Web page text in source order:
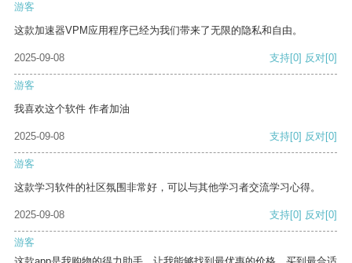
游客
这款加速器VPM应用程序已经为我们带来了无限的隐私和自由。
2025-09-08 支持[0] 反对[0]
游客
我喜欢这个软件 作者加油
2025-09-08 支持[0] 反对[0]
游客
这款学习软件的社区氛围非常好，可以与其他学习者交流学习心得。
2025-09-08 支持[0] 反对[0]
游客